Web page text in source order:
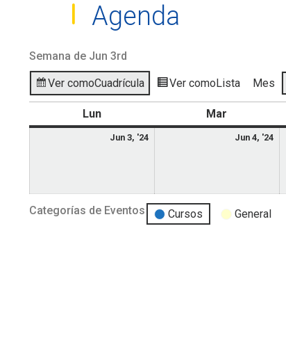
Agenda
Semana de Jun 3rd
Ver comoCuadrícula Ver como Lista Mes
Lun Mar
Jun 3, '24 Jun 4, '24
Categorías de Eventos Cursos General